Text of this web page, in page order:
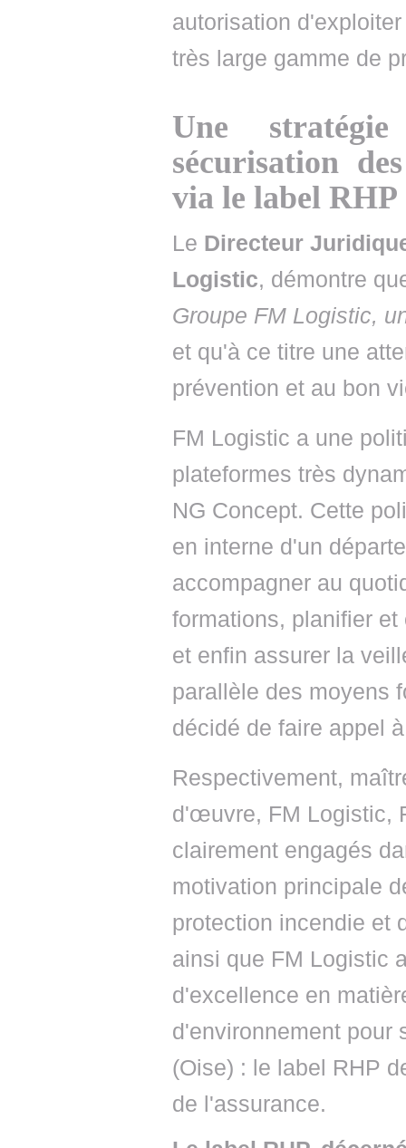
autorisation
très large gamme de
Une
sécurisation
via le label RHP
Le Directeur
Logistic, démontre
Groupe FM Logistic,
et qu'à ce titre une
prévention et au bon
FM Logistic a une
plateformes très
NG Concept. Cette
en interne d'un
accompagner au
formations, planifier
et enfin assurer la
parallèle des moyens
décidé de faire appel
Respectivement,
d'œuvre, FM Logistic,
clairement engagés
motivation principale
protection incendie et
ainsi que FM Logistic
d'excellence en
d'environnement pour
(Oise) : le label RHP
de l'assurance.